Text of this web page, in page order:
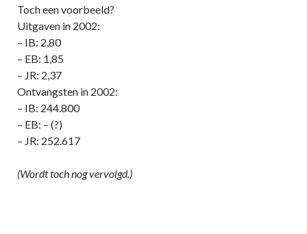
Toch een voorbeeld?
Uitgaven in 2002:
– IB: 2,80
– EB: 1,85
– JR: 2,37
Ontvangsten in 2002:
– IB: 244.800
– EB: – (?)
– JR: 252.617
(Wordt toch nog vervolgd.)